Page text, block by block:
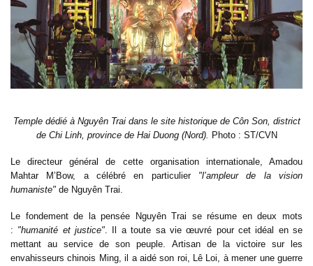
Temple dédié à Nguyên Trai dans le site historique de Côn Son, district
de Chi Linh, province de Hai Duong (Nord). Photo : ST/CVN
Le directeur général de cette organisation internationale, Amadou
Mahtar M’Bow, a célébré en particulier "l’ampleur de la vision
humaniste" de Nguyên Trai.
Le fondement de la pensée Nguyên Trai se résume en deux mots
: "humanité et justice". Il a toute sa vie œuvré pour cet idéal en se
mettant au service de son peuple. Artisan de la victoire sur les
envahisseurs chinois Ming, il a aidé son roi, Lê Loi, à mener une guerre